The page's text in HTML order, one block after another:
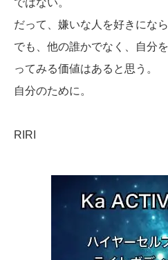
だって、嫌いな人を好きにな
でも、他の誰かでなく、自分
ってみる価値はあると思う。
自分のために。
RIRI